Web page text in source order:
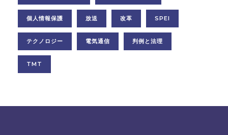
個人情報保護 放送 改革 SPEI
テクノロジー 電気通信 判例と法理
TMT